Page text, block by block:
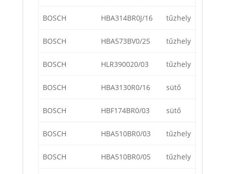
BOSCH HBA314BR0J/16 tűzhely
BOSCH HBA573BV0/25 tűzhely
BOSCH HLR390020/03 tűzhely
BOSCH HBA3130R0/16 sütő
BOSCH HBF174BR0/03 sütő
BOSCH HBA510BR0/03 tűzhely
BOSCH HBA510BR0/05 tűzhely